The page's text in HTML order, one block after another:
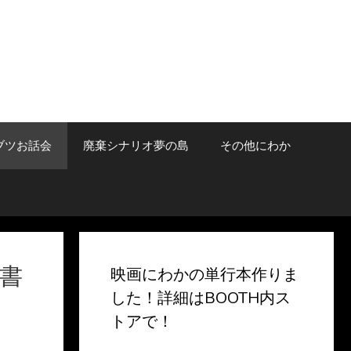
ツお話会 廃棄シナリオ夢の島 その他にわか
映画にわかの単行本作りま
した！詳細はBOOTH内ス
トアで！